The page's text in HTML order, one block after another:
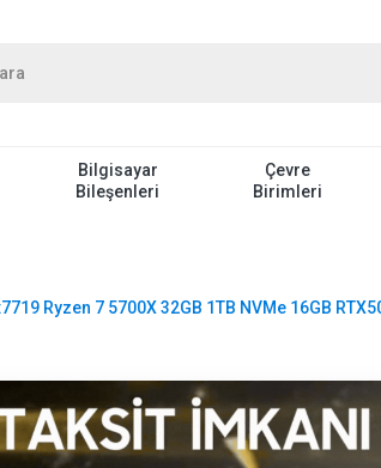
Bilgisayar
Bileşenleri
Çevre
Birimleri
Ryzen 7 5700X 32GB 1TB NVMe 16GB